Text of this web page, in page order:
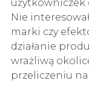
użytkowniczek
Nie
marki czy
działanie
wrażliwą
przeliczeniu